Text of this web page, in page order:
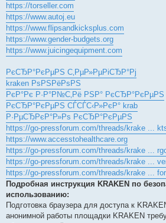
https://torseller.com
https://www.autoj.eu
https://www.flipsandkicksplus.com
https://www.gender-budgets.org
https://www.juicingequipment.com
РєСЂР°РєРµРЅ С‚РµР»РµРіСЂР°Рј
kraken РѕРЅРёРѕРЅ
РєР°Рє Р·Р°Р№С‚Рё РЅР° РєСЂР°РєРµРЅ
РєСЂР°РєРµРЅ СЃСЃС‹Р»РєР° krab
Р·РµСЂРєР°Р»Рѕ РєСЂР°РєРµРЅ
https://go-pressforum.com/threads/krake ...
https://www.accesstohealthcare.org
https://go-pressforum.com/threads/krake ...
https://go-pressforum.com/threads/krake ...
https://go-pressforum.com/threads/krake ...
Подробная инструкция KRAKEN по
использованию:
Подготовка браузера для доступа к
анонимной работы площадки KRAKEN